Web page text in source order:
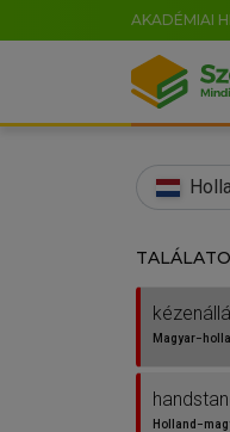
AKADÉMIAI